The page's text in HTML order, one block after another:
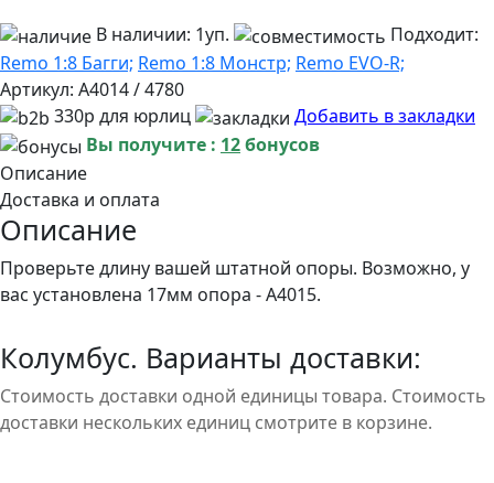
В наличии: 1уп.
Подходит:
Remo 1:8 Багги; Remo 1:8 Монстр; Remo EVO-R;
Артикул: A4014 / 4780
330р для юрлиц
Добавить в закладки
Вы получите : 12бонусов
Описание
Доставка и оплата
Описание
Проверьте длину вашей штатной опоры. Возможно, у
вас установлена 17мм опора - A4015.
Колумбус. Варианты доставки:
Стоимость доставки одной единицы товара. Стоимость
доставки нескольких единиц смотрите в корзине.